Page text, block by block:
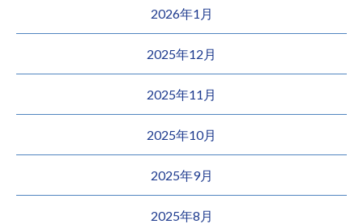
2026年1月
2025年12月
2025年11月
2025年10月
2025年9月
2025年8月